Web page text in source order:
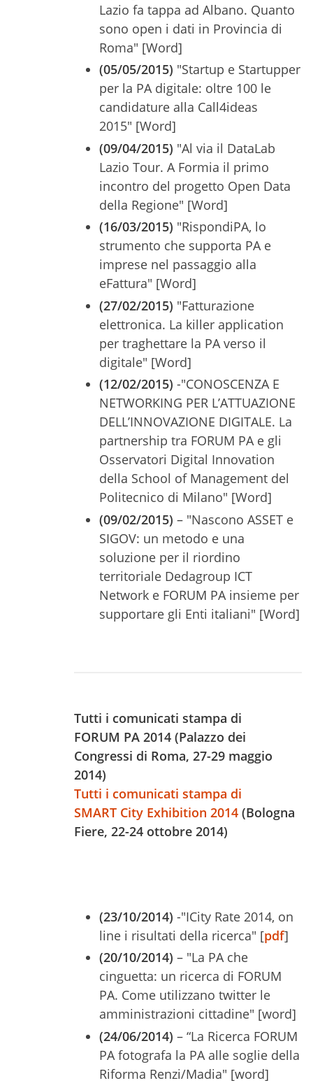
Lazio fa tappa ad Albano. Quanto
sono open i dati in Provincia di
Roma" [Word]
(05/05/2015) "Startup e Startupper
per la PA digitale: oltre 100 le
candidature alla Call4ideas
2015" [Word]
(09/04/2015) "Al via il DataLab
Lazio Tour. A Formia il primo
incontro del progetto Open Data
della Regione" [Word]
(16/03/2015) "RispondiPA, lo
strumento che supporta PA e
imprese nel passaggio alla
eFattura" [Word]
(27/02/2015) "Fatturazione
elettronica. La killer application
per traghettare la PA verso il
digitale" [Word]
(12/02/2015) -"CONOSCENZA E
NETWORKING PER L’ATTUAZIONE
DELL’INNOVAZIONE DIGITALE. La
partnership tra FORUM PA e gli
Osservatori Digital Innovation
della School of Management del
Politecnico di Milano" [Word]
(09/02/2015) – "Nascono ASSET e
SIGOV: un metodo e una
soluzione per il riordino
territoriale Dedagroup ICT
Network e FORUM PA insieme per
supportare gli Enti italiani" [Word]
Tutti i comunicati stampa di
FORUM PA 2014 (Palazzo dei
Congressi di Roma, 27-29 maggio
2014)
Tutti i comunicati stampa di
SMART City Exhibition 2014 (Bologna
Fiere, 22-24 ottobre 2014)
(23/10/2014) -"ICity Rate 2014, on
line i risultati della ricerca" [pdf]
(20/10/2014) – "La PA che
cinguetta: un ricerca di FORUM
PA. Come utilizzano twitter le
amministrazioni cittadine" [word]
(24/06/2014) – “La Ricerca FORUM
PA fotografa la PA alle soglie della
Riforma Renzi/Madia" [word]